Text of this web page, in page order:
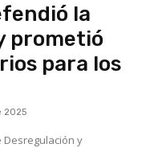
la
prometió
para los
2025
Desregulación y